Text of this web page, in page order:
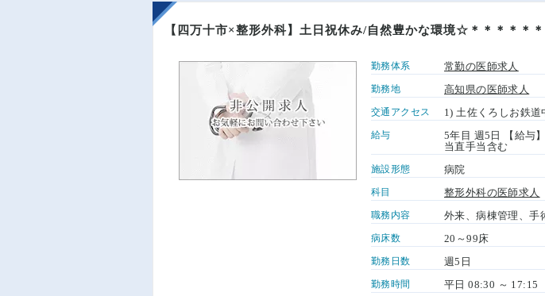
【四万十市×整形外科】土日祝休み/自然豊かな環境☆＊＊＊＊＊
勤務体系 常勤の医師求人
勤務地 高知県の医師求人
交通アクセス 1) 土佐くろしお鉄道
給与
5年目 週5日 【給与
当直手当含む
施設形態 病院
科目 整形外科の医師求人
職務内容 外来、病棟管理、手
病床数 20～99床
勤務日数 週5日
勤務時間 平日 08:30 ～ 17:15